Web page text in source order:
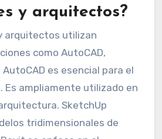
y arquitectos?
arquitectos utilizan
como AutoCAD,
es esencial para el
Es ampliamente utilizado en
SketchUp
tridimensionales de